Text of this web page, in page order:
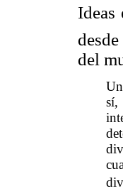
Ideas
del
sí,